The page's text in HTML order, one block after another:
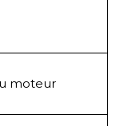
moteur